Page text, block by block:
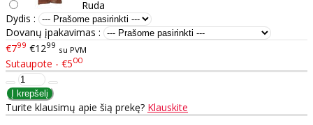
Ruda
Dydis :
Dovanų įpakavimas :
€799 €1299 su PVM
Sutaupote - €500
Turite klausimų apie šią prekę? Klauskite